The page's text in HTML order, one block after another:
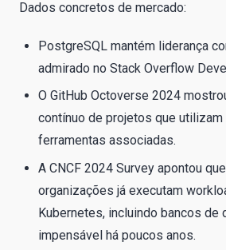
Dados concretos de mercado:
PostgreSQL mantém liderança
admirado no Stack Overflow
O GitHub Octoverse 2024
contínuo de projetos que
ferramentas associadas.
A CNCF 2024 Survey apontou
organizações já executam
Kubernetes, incluindo bancos de
impensável há poucos anos.